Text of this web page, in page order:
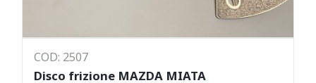
COD: 2507
Disco frizione MAZDA MIATA